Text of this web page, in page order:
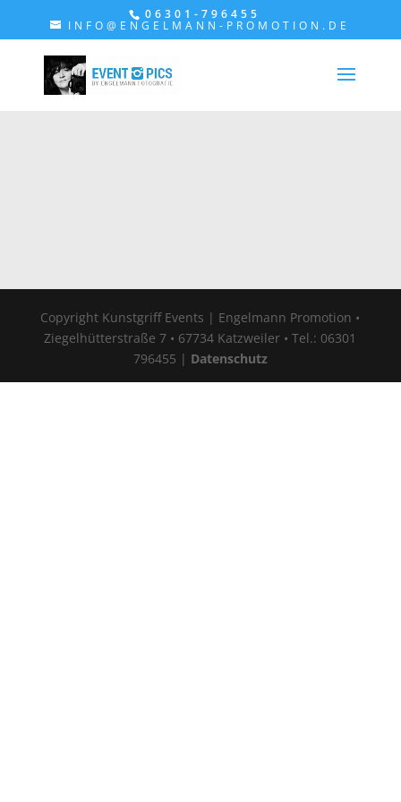
06301-796455
INFO@ENGELMANN-PROMOTION.DE
Copyright Kunstgriff Events | Engelmann Promotion •
Ziegelhütterstraße 7 • 67734 Katzweiler • Tel.: 06301
796455 | Datenschutz